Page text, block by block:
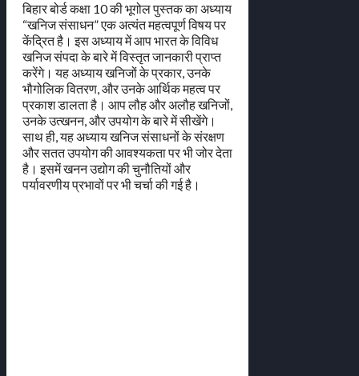
बिहार बोर्ड कक्षा 10 की भूगोल पुस्तक का अध्याय
“खनिज संसाधन” एक अत्यंत महत्वपूर्ण विषय पर
केंद्रित है। इस अध्याय में आप भारत के विविध
खनिज संपदा के बारे में विस्तृत जानकारी प्राप्त
करेंगे। यह अध्याय खनिजों के प्रकार, उनके
भौगोलिक वितरण, और उनके आर्थिक महत्व पर
प्रकाश डालता है। आप लौह और अलौह खनिजों,
उनके उत्खनन, और उपयोग के बारे में सीखेंगे।
साथ ही, यह अध्याय खनिज संसाधनों के संरक्षण
और सतत उपयोग की आवश्यकता पर भी जोर देता
है। इसमें खनन उद्योग की चुनौतियों और
पर्यावरणीय प्रभावों पर भी चर्चा की गई है।